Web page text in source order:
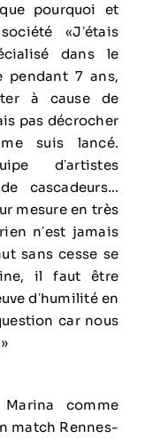
pourquoi et
«Jʼétais
dans le
pendant 7 ans,
à cause de
pas décrocher
suis lancé.
dʼartistes
cascadeurs…
mesure en très
nʼest jamais
sans cesse se
il faut être
dʼhumilité en
car nous
Marina comme
match Rennes-